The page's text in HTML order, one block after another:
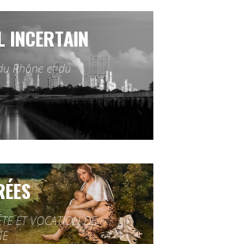
INCERTAIN
Rhône et du
ET VOCATION DE